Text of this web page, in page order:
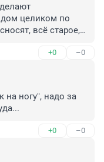
дом целиком по
всё старое,
Никаких
на выброс. Это я к
на одних
+0 –0
на ногу", надо за
+0 –0